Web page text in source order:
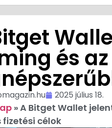
és
2025 július 18.
»A Bitget Wallet
fizetési célok